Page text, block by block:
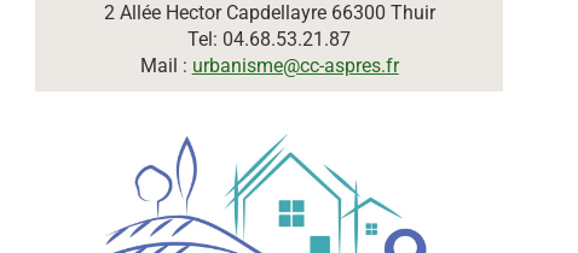
2 Allée Hector Capdellayre 66300 Thuir
Tel: 04.68.53.21.87
Mail : urbanisme@cc-aspres.fr